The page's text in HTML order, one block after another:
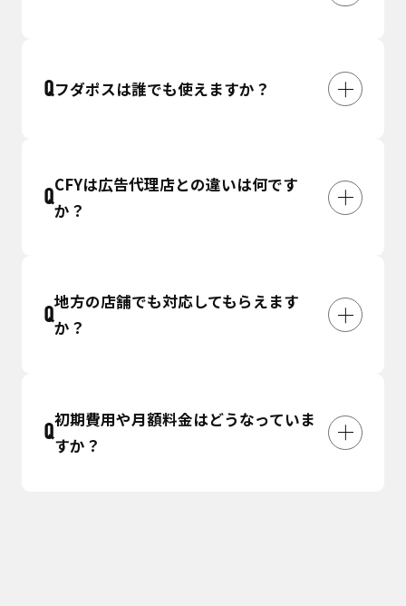
フダポスは誰でも使えますか？
CFYは広告代理店との違いは何です
か？
地方の店舗でも対応してもらえます
か？
初期費用や月額料金はどうなっていま
すか？